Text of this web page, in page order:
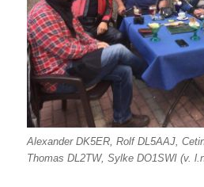
Alexander DK5ER, Rolf DL5AAJ,
Thomas DL2TW, Sylke DO1SWI (v.